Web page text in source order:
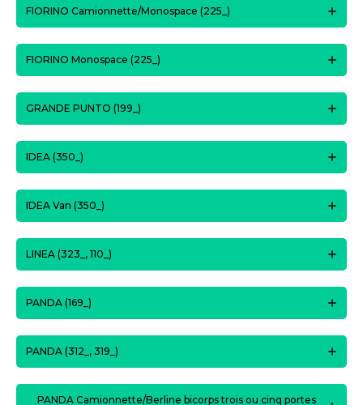
FIORINO Camionnette/Monospace (225_)
FIORINO Monospace (225_)
GRANDE PUNTO (199_)
IDEA (350_)
IDEA Van (350_)
LINEA (323_, 110_)
PANDA (169_)
PANDA (312_, 319_)
PANDA Camionnette/Berline bicorps trois ou cinq portes